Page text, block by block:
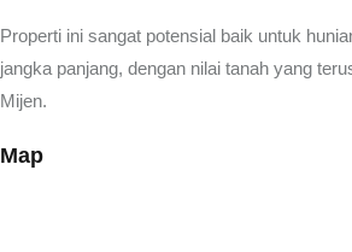
Properti ini sangat potensial baik untuk
jangka panjang, dengan nilai tanah yang
Mijen.
Map